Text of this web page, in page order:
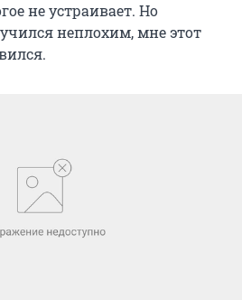
не устраивает. Но
неплохим, мне этот